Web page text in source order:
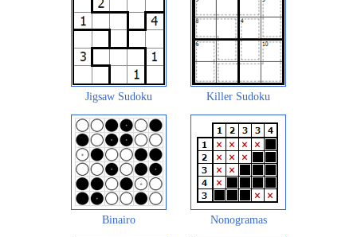
Jigsaw Sudoku Killer Sudoku
Binairo Nonogramas